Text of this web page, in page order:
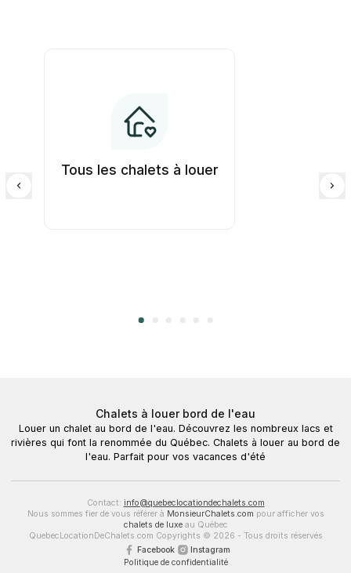
Tous les chalets à louer
Chalets à louer bord de l'eau
Louer un chalet au bord de l'eau. Découvrez les nombreux lacs et
rivières qui font la renommée du Québec. Chalets à louer au bord de
l'eau. Parfait pour vos vacances d'été
Contact: info@quebeclocationdechalets.com
Nous sommes fier de vous référer à MonsieurChalets.com pour afficher vos
chalets de luxeau Québec
QuebecLocationDeChalets.com Copyrights © 2026 - Tous droits réservés
Facebook
Instagram
Politique de confidentialité